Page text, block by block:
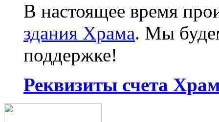
В настоящее время
здания Храма. Мы
поддержке!
Реквизиты счета